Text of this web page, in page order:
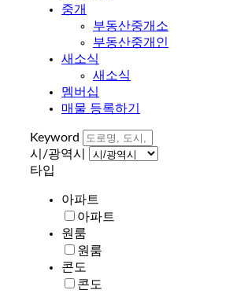
중개
부동산중개소
부동산중개인
새소식
새소식
멤버십
매물 등록하기
Keyword
시/광역시
타입
아파트
아파트
원룸
원룸
콘도
콘도